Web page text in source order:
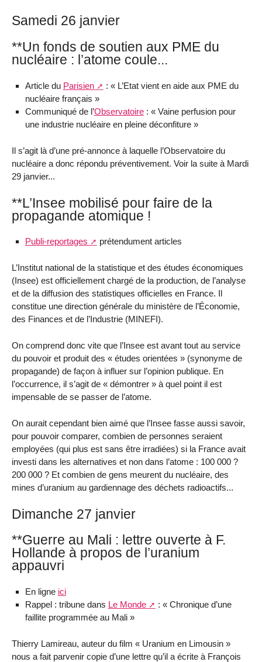
Samedi 26 janvier
**Un fonds de soutien aux PME du
nucléaire : l’atome coule...
Article du Parisien
: « L’Etat vient en aide aux PME du
nucléaire français »
Communiqué de l’Observatoire: « Vaine perfusion pour
une industrie nucléaire en pleine déconfiture »
Il s’agit là d’une pré-annonce à laquelle l’Observatoire du
nucléaire a donc répondu préventivement. Voir la suite à Mardi
29 janvier...
**L’Insee mobilisé pour faire de la
propagande atomique !
Publi-reportages prétendument articles
L’Institut national de la statistique et des études économiques
(Insee) est officiellement chargé de la production, de l’analyse
et de la diffusion des statistiques officielles en France. Il
constitue une direction générale du ministère de l’Économie,
des Finances et de l’Industrie (MINEFI).
On comprend donc vite que l’Insee est avant tout au service
du pouvoir et produit des « études orientées » (synonyme de
propagande) de façon à influer sur l’opinion publique. En
l’occurrence, il s’agit de « démontrer » à quel point il est
impensable de se passer de l’atome.
On aurait cependant bien aimé que l’Insee fasse aussi savoir,
pour pouvoir comparer, combien de personnes seraient
employées (qui plus est sans être irradiées) si la France avait
investi dans les alternatives et non dans l’atome : 100 000 ?
200 000 ? Et combien de gens meurent du nucléaire, des
mines d’uranium au gardiennage des déchets radioactifs...
Dimanche 27 janvier
**Guerre au Mali : lettre ouverte à F.
Hollande à propos de l’uranium
appauvri
En ligne ici
Rappel : tribune dans Le Monde
: « Chronique d’une
faillite programmée au Mali »
Thierry Lamireau, auteur du film « Uranium en Limousin »
nous a fait parvenir copie d’une lettre qu’il a écrite à François